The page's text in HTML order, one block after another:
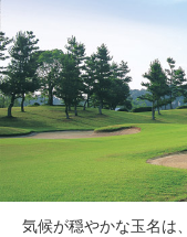
気候が穏やかな玉名は